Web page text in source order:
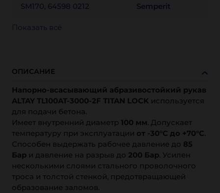
SM170, 64598 0212 Semperit
Показать всё
ОПИСАНИЕ
Напорно-всасывающий абразивостойкий рукав
ALTAY TL100AT-3000-2F TITAN LOCK используется
для подачи бетона.
Имеет внутренний диаметр 100 мм. Допускает
температуру при эксплуатации от -30°С до +70°С.
Способен выдержать рабочее давление до 85
Бар и давление на разрыв до 200 Бар. Усилен
несколькими слоями стального проволочного
троса и толстой стенкой, предотвращающей
образование заломов.